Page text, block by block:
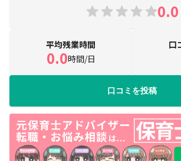
0.0
平均残業時間
0.0時間/日
口
口コミを投稿